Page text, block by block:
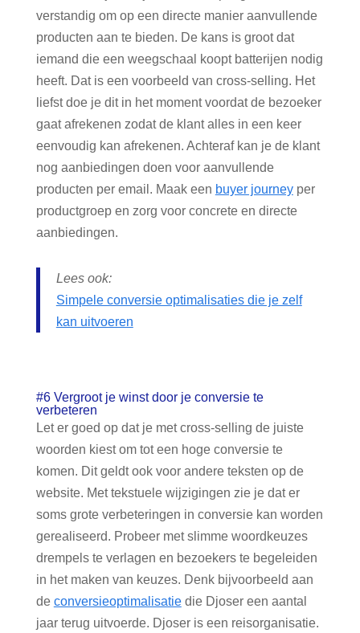
verstandig om op een directe manier aanvullende
producten aan te bieden. De kans is groot dat
iemand die een weegschaal koopt batterijen nodig
heeft. Dat is een voorbeeld van cross-selling. Het
liefst doe je dit in het moment voordat de bezoeker
gaat afrekenen zodat de klant alles in een keer
eenvoudig kan afrekenen. Achteraf kan je de klant
nog aanbiedingen doen voor aanvullende
producten per email. Maak een buyer journeyper
productgroep en zorg voor concrete en directe
aanbiedingen.
Lees ook:
Simpele conversie optimalisaties die je zelf
kan uitvoeren
#6 Vergroot je winst door je conversie te
verbeteren
Let er goed op dat je met cross-selling de juiste
woorden kiest om tot een hoge conversie te
komen. Dit geldt ook voor andere teksten op de
website. Met tekstuele wijzigingen zie je dat er
soms grote verbeteringen in conversie kan worden
gerealiseerd. Probeer met slimme woordkeuzes
drempels te verlagen en bezoekers te begeleiden
in het maken van keuzes. Denk bijvoorbeeld aan
de conversieoptimalisatiedie Djoser een aantal
jaar terug uitvoerde. Djoser is een reisorganisatie.